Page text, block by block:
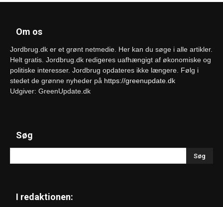
Om os
Jordbrug.dk er et grønt netmedie. Her kan du søge i alle artikler.
Helt gratis. Jordbrug.dk redigeres uafhængigt af økonomiske og
politiske interesser. Jordbrug opdateres ikke længere. Følg i
stedet de grønne nyheder på https://greenupdate.dk
Udgiver: GreenUpdate.dk
Søg
I redaktionen: